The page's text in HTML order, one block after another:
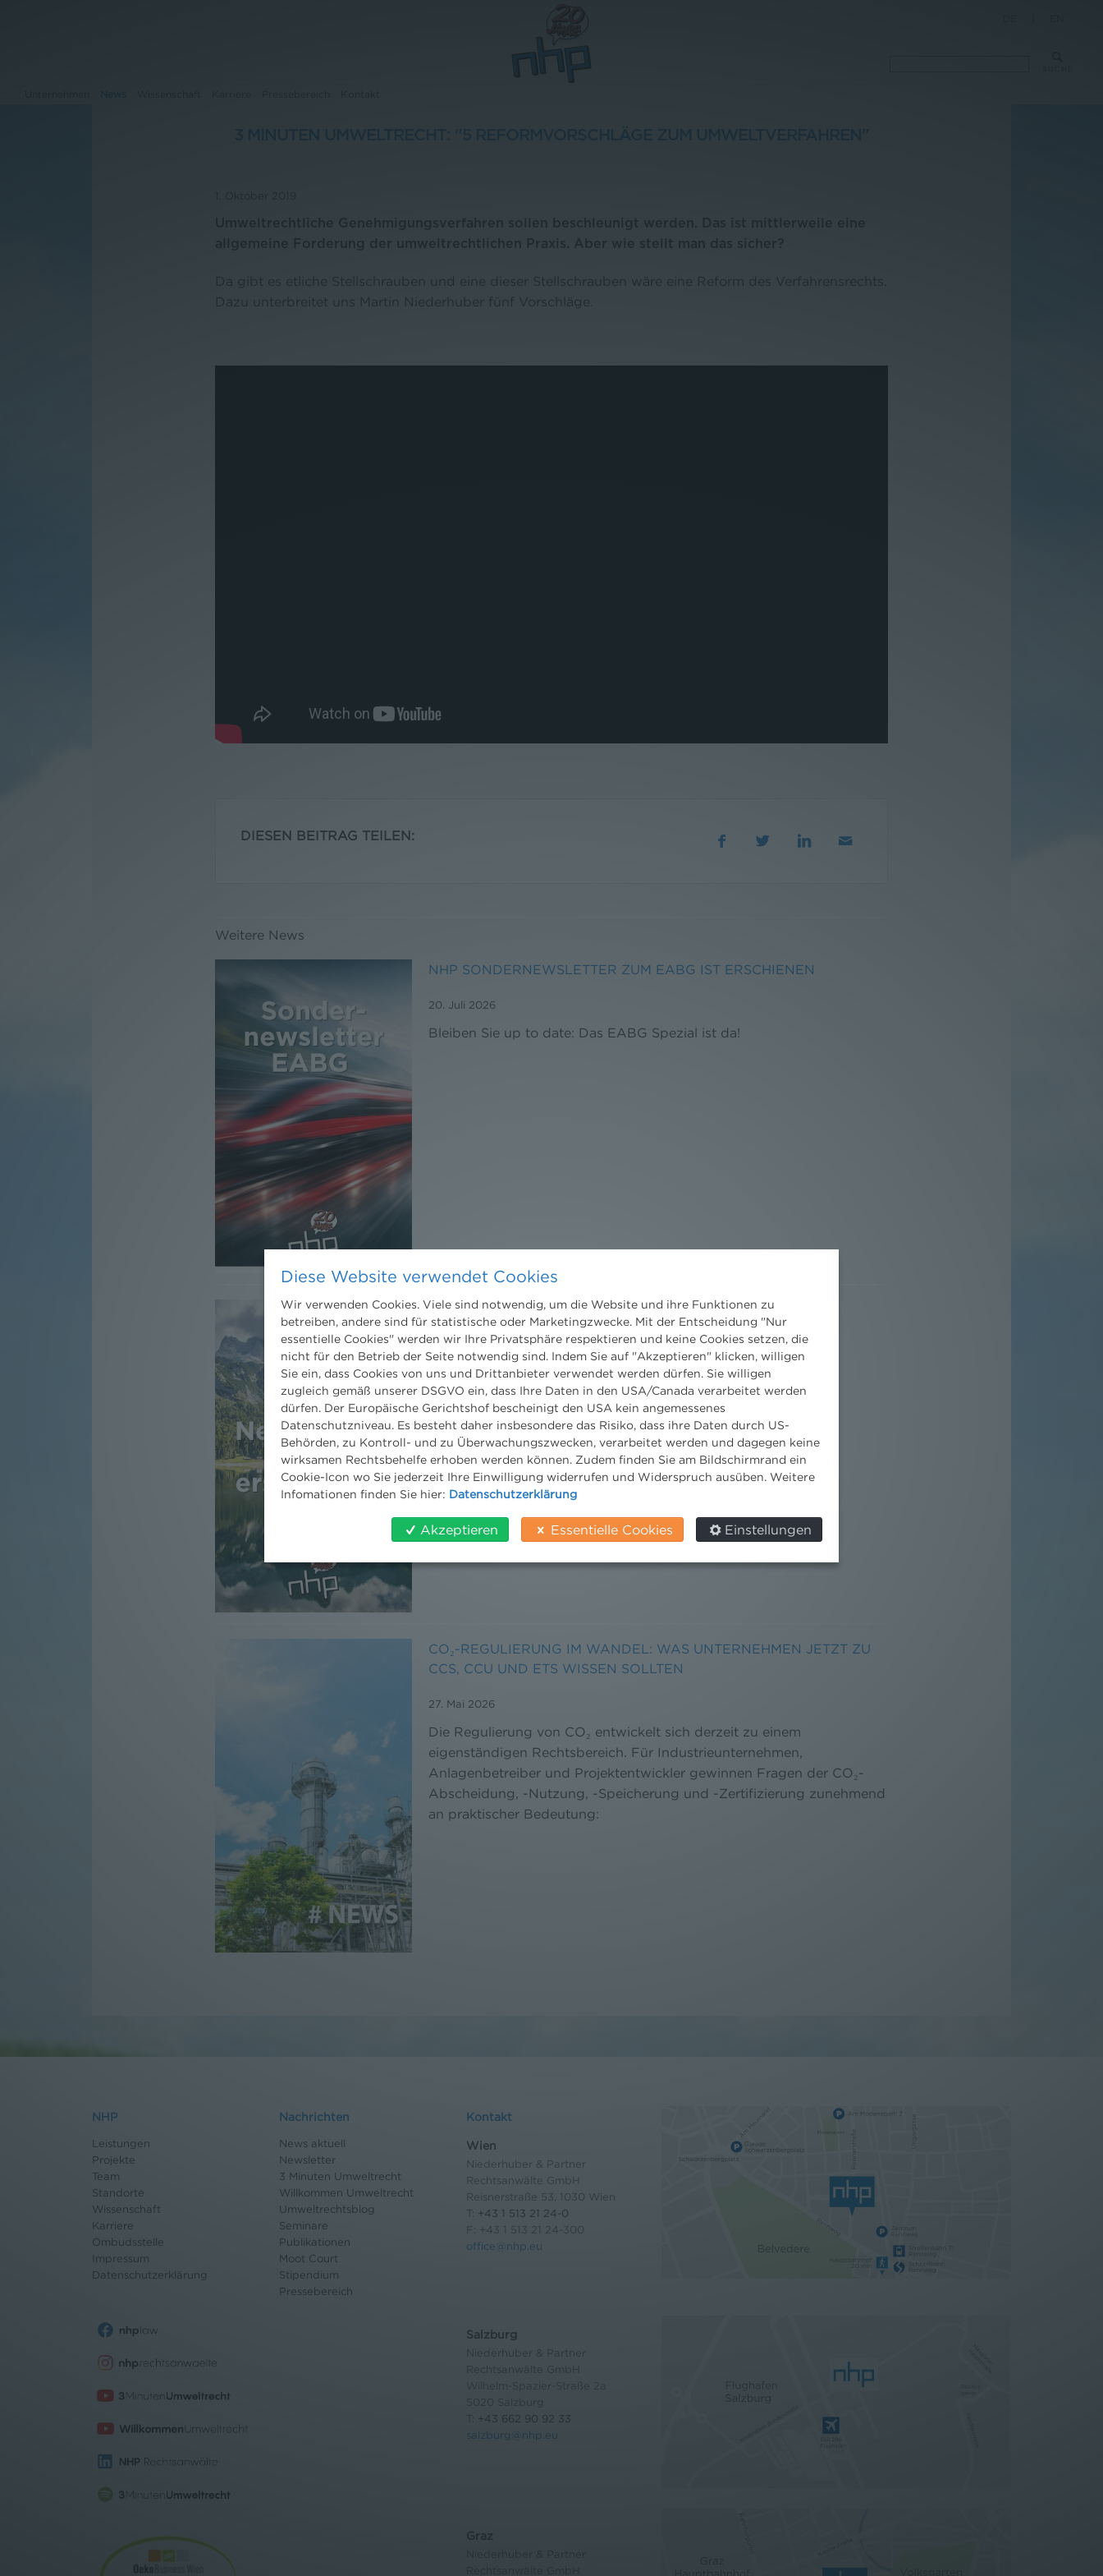
allgemeine Forderung der umweltrechtlichen Praxis. Aber wie stellt man das sicher?
Da gibt es etliche Stellschrauben und eine dieser Stellschrauben wäre eine Reform des Verfahrensrechts.
Dazu unterbreitet uns Martin Niederhuber fünf Vorschläge.
DIESEN BEITRAG TEILEN:
Weitere News
NHP SONDERNEWSLETTER ZUM EABG IST ERSCHIENEN
20. Juli 2026
Bleiben Sie up to date: Das EABG Spezial ist da!
DER NEWS ALERT JUNI 2026 IST DA!
18. Juni 2026
Jetzt die neuesten Rechts-Updates holen.
CO₂-REGULIERUNG IM WANDEL: WAS UNTERNEHMEN JETZT ZU
CCS, CCU UND ETS WISSEN SOLLTEN
27. Mai 2026
Die Regulierung von CO₂ entwickelt sich derzeit zu einem
eigenständigen Rechtsbereich. Für Industrieunternehmen,
Anlagenbetreiber und Projektentwickler gewinnen Fragen der CO₂-
Abscheidung, -Nutzung, -Speicherung und -Zertifizierung zunehmend
an praktischer Bedeutung:
NHP
Leistungen
Projekte
Team
Standorte
Wissenschaft
Karriere
Ombudsstelle
Impressum
Datenschutzerklärung
Nachrichten
News aktuell
Newsletter
3 Minuten Umweltrecht
Willkommen Umweltrecht
Umweltrechtsblog
Seminare
Publikationen
Moot Court
Stipendium
Pressebereich
Kontakt
Wien
Niederhuber & Partner
Rechtsanwälte GmbH
Reisnerstraße 53, 1030 Wien
T: +43 1 513 21 24-0
F: +43 1 513 21 24-300
office@nhp.eu
Salzburg
Niederhuber & Partner
Rechtsanwälte GmbH
Wilhelm-Spazier-Straße 2a
5020 Salzburg
+43 662 90 92 33
salzburg@nhp.eu
Graz
Diese Website verwendet Cookies
Wir verwenden Cookies. Viele sind notwendig, um die Website und ihre Funktionen zu
betreiben, andere sind für statistische oder Marketingzwecke. Mit der Entscheidung "Nur
essentielle Cookies" werden wir Ihre Privatsphäre respektieren und keine Cookies setzen, die
nicht für den Betrieb der Seite notwendig sind. Indem Sie auf "Akzeptieren" klicken, willigen
Sie ein, dass Cookies von uns und Drittanbieter verwendet werden dürfen. Sie willigen
zugleich gemäß unserer DSGVO ein, dass Ihre Daten in den USA/Canada verarbeitet werden
dürfen. Der Europäische Gerichtshof bescheinigt den USA kein angemessenes
Datenschutzniveau. Es besteht daher insbesondere das Risiko, dass ihre Daten durch US-
Behörden, zu Kontroll- und zu Überwachungszwecken, verarbeitet werden und dagegen keine
wirksamen Rechtsbehelfe erhoben werden können. Zudem finden Sie am Bildschirmrand ein
Cookie-Icon wo Sie jederzeit Ihre Einwilligung widerrufen und Widerspruch ausüben. Weitere
Infomationen finden Sie hier: Datenschutzerklärung
Akzeptieren Essentielle Cookies Einstellungen